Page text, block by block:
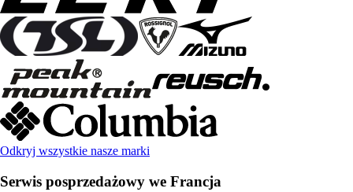
Odkryj wszystkie nasze marki
Serwis posprzedażowy we Francja